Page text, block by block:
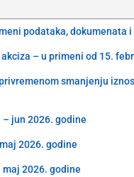
podataka, dokumenata
– u primeni od 15.
smanjenju
jun 2026. godine
2026. godine
2026. godine